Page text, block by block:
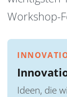
Workshop-
Ideen, die